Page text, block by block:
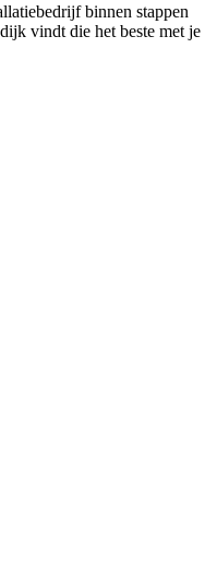
binnen stappen
vindt die het beste met je